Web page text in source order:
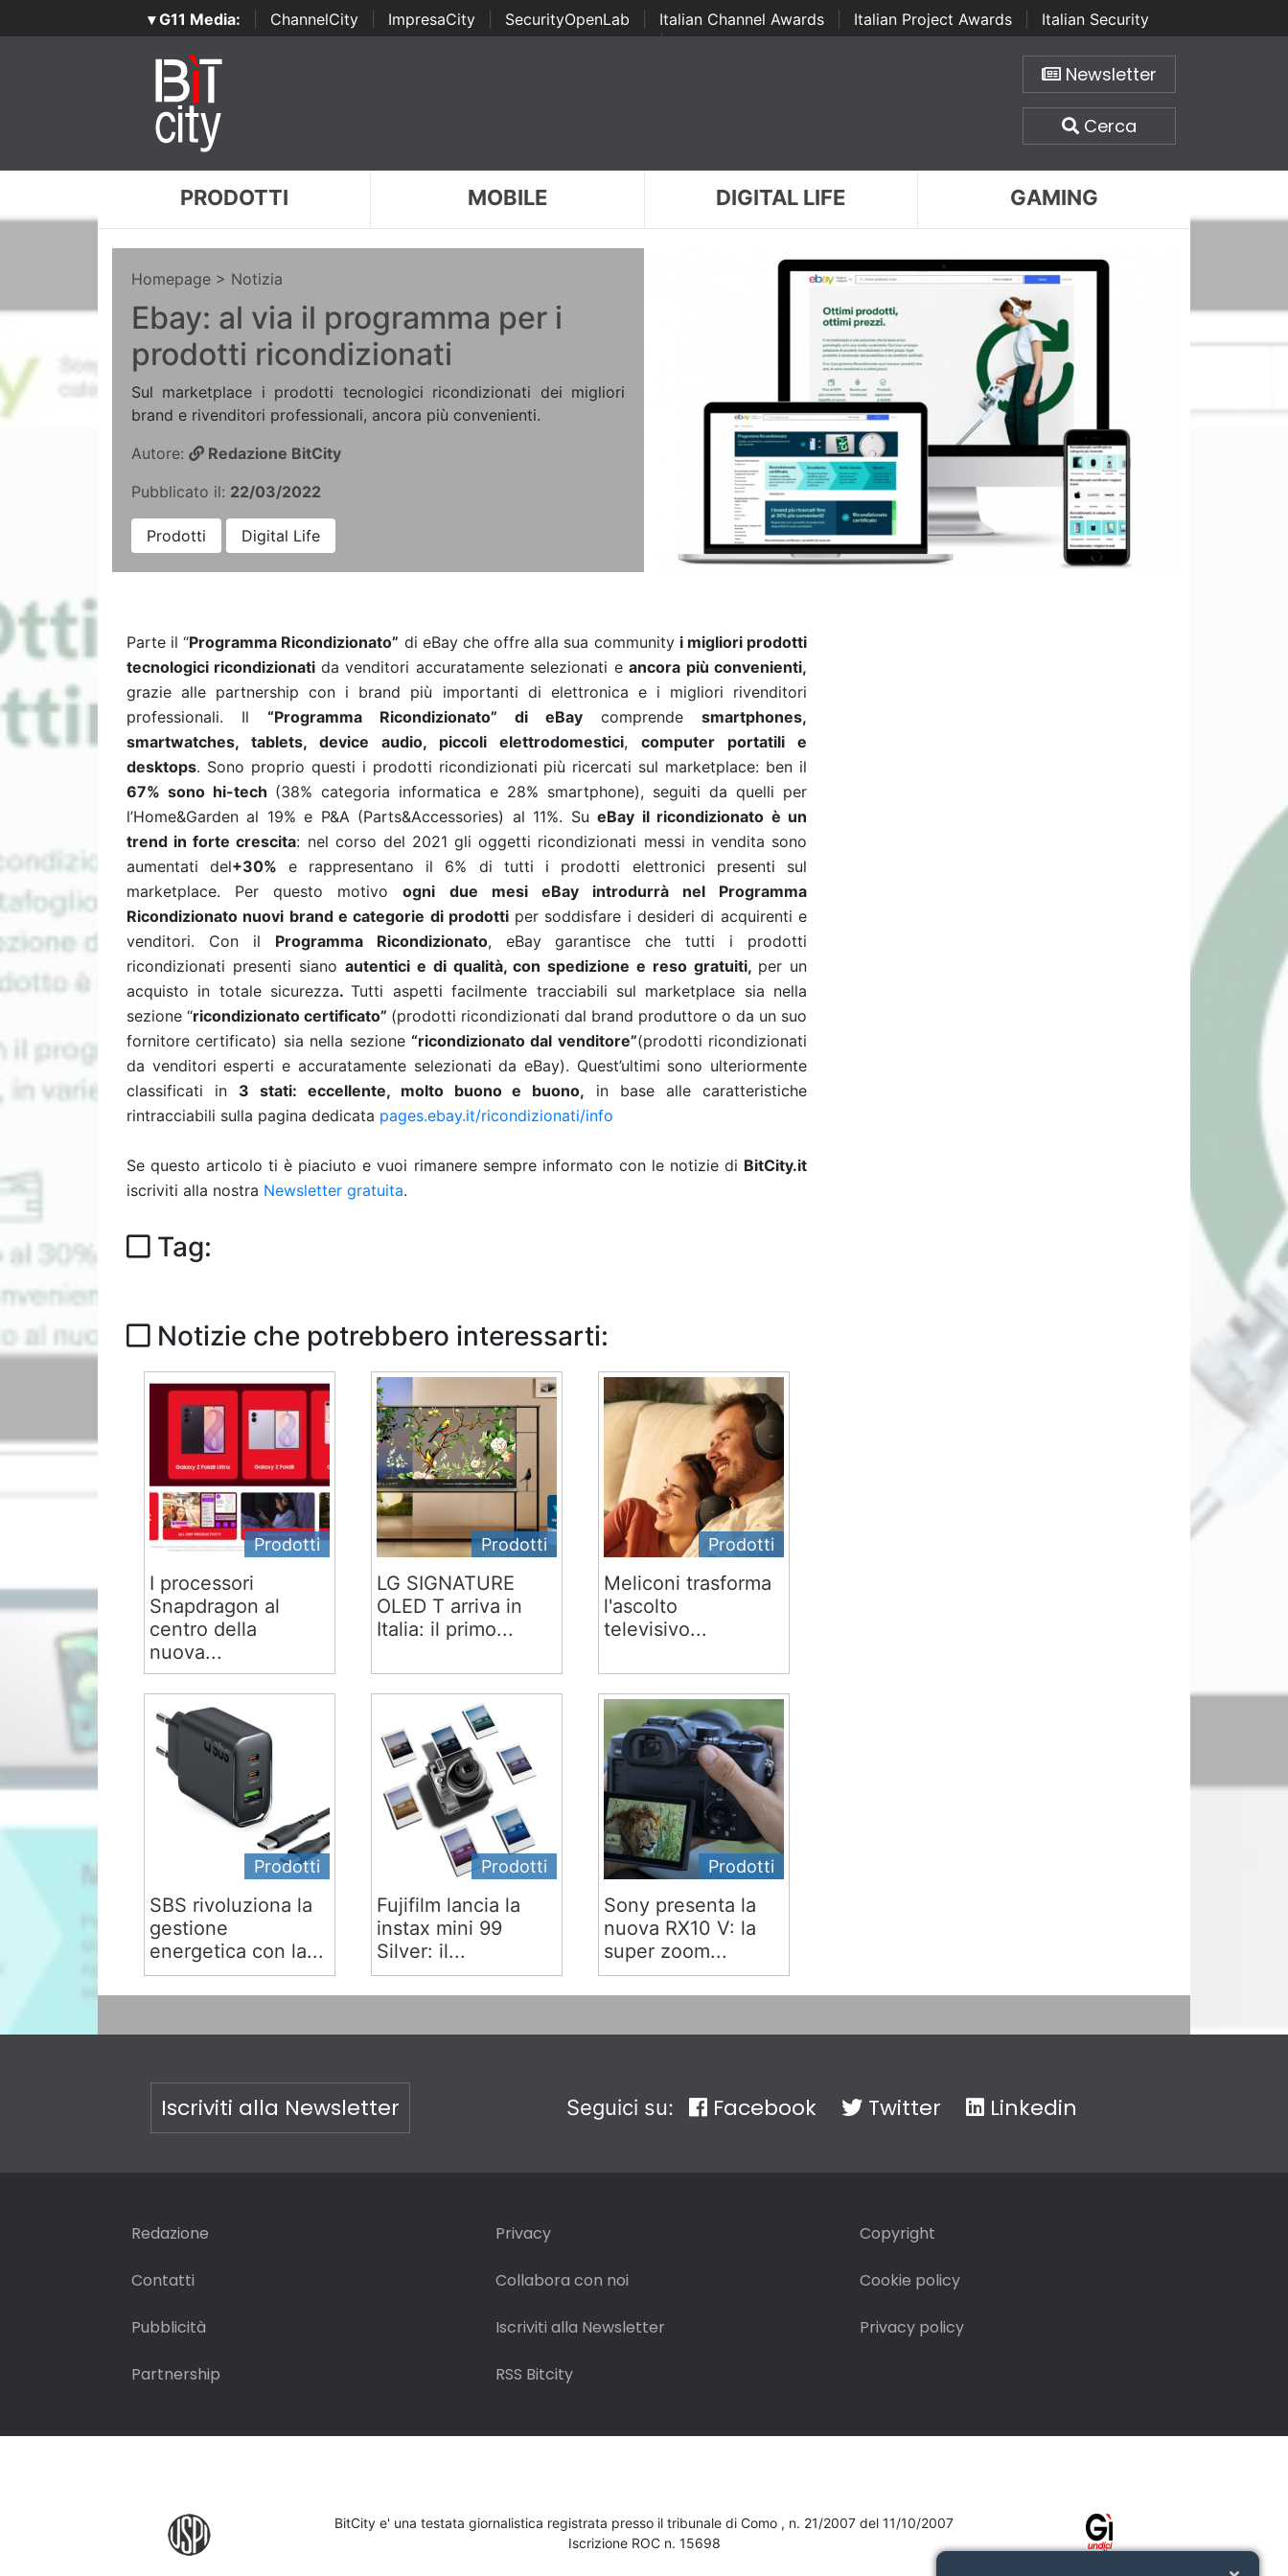
▾ G11 Media: ChannelCity ImpresaCity SecurityOpenLab Italian Channel Awards Italian Project Awards
Italian Security
Awards | ...
Newsletter
Cerca
PRODOTTI MOBILE DIGITAL LIFE GAMING
Homepage > Notizia
Ebay: al via il programma per i
prodotti ricondizionati
Sul marketplace i prodotti tecnologici ricondizionati dei migliori
brand e rivenditori professionali, ancora più convenienti.
Autore:
Redazione BitCity
Pubblicato il: 22/03/2022
Prodotti Digital Life
Parte il “Programma Ricondizionato” di eBay che offre alla sua community i migliori prodotti
tecnologici ricondizionati da venditori accuratamente selezionati eancora più convenienti,
grazie alle partnership con i brand più importanti di elettronica e i migliori rivenditori
professionali. Il “Programma Ricondizionato” di eBay comprende smartphones,
smartwatches, tablets, device audio, piccoli elettrodomestici, computer portatili e
desktops. Sono proprio questi i prodotti ricondizionati più ricercati sul marketplace: ben il
67% sono hi-tech (38% categoria informatica e 28% smartphone), seguiti da quelli per
l’Home&Garden al 19% e P&A (Parts&Accessories) al 11%. SueBay il ricondizionato è un
trend in forte crescita: nel corso del 2021 gli oggetti ricondizionati messi in vendita sono
aumentati del+30%
e rappresentano il 6% di tutti i prodotti elettronici presenti sul
marketplace. Per questo motivoogni due mesi eBay introdurrà nel Programma
Ricondizionato nuovi brand e categorie di prodottiper soddisfare i desideri di acquirenti e
venditori. Con il Programma Ricondizionato, eBay garantisce che tutti i prodotti
ricondizionati presenti siano autentici e di qualità, con spedizione e reso gratuiti, per un
acquisto in totale sicurezza.Tutti aspetti facilmente tracciabili sul marketplace sia nella
sezione “ricondizionato certificato” (prodotti ricondizionati dal brand produttore o da un suo
fornitore certificato) sia nella sezione “ricondizionato dal venditore”(prodotti ricondizionati
da venditori esperti e accuratamente selezionati da eBay). Quest’ultimi sono ulteriormente
classificati in 3 stati: eccellente, molto buono e buono, in base alle caratteristiche
rintracciabili sulla pagina dedicata pages.ebay.it/ricondizionati/info
Se questo articolo ti è piaciuto e vuoi rimanere sempre informato con le notizie di BitCity.it
iscriviti alla nostra Newsletter gratuita.
Tag:
Notizie che potrebbero interessarti:
Prodotti
I processori
Snapdragon al
centro della
nuova...
Prodotti
LG SIGNATURE
OLED T arriva in
Italia: il primo...
Prodotti
Meliconi trasforma
l'ascolto
televisivo...
Prodotti
SBS rivoluziona la
gestione
energetica con la...
Prodotti
Fujifilm lancia la
instax mini 99
Silver: il...
Prodotti
Sony presenta la
nuova RX10 V: la
super zoom...
Iscriviti alla Newsletter Seguici su: Facebook Twitter Linkedin
Redazione
Contatti
Pubblicità
Partnership
Privacy
Collabora con noi
Iscriviti alla Newsletter
RSS Bitcity
Copyright
Cookie policy
Privacy policy
BitCity e' una testata giornalistica registrata presso il tribunale di Como , n. 21/2007 del 11/10/2007
Iscrizione ROC n. 15698